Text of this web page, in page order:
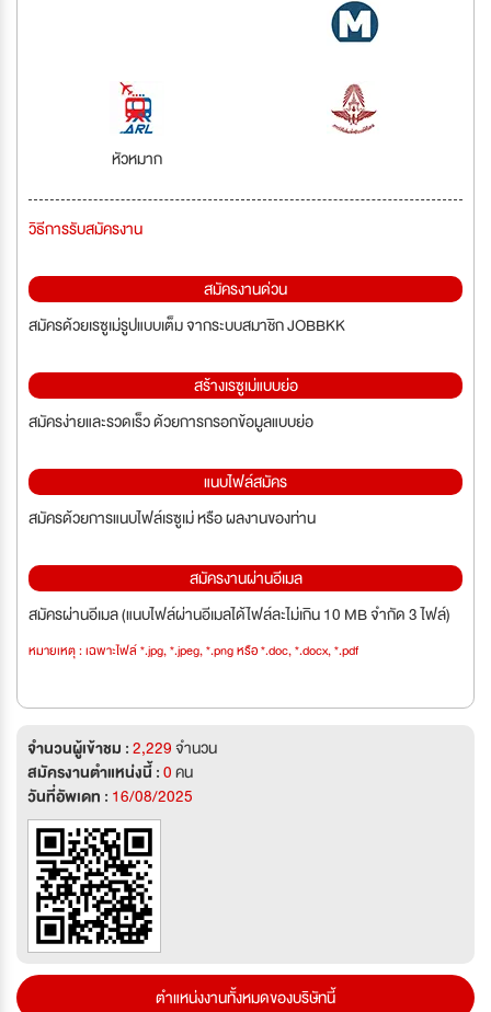
หัวหมาก
วิธีการรับสมัครงาน
สมัครงานด่วน
สมัครด้วยเรซูเม่รูปแบบเต็ม จากระบบสมาชิก JOBBKK
สร้างเรซูเม่แบบย่อ
สมัครง่ายและรวดเร็ว ด้วยการกรอกข้อมูลแบบย่อ
แนบไฟล์สมัคร
สมัครด้วยการแนบไฟล์เรซูเม่ หรือ ผลงานของท่าน
สมัครงานผ่านอีเมล
สมัครผ่านอีเมล (แนบไฟล์ผ่านอีเมลได้ไฟล์ละไม่เกิน 10 MB จำกัด 3 ไฟล์)
หมายเหตุ : เฉพาะไฟล์ *.jpg, *.jpeg, *.png หรือ *.doc, *.docx, *.pdf
จำนวนผู้เข้าชม :2,229จำนวน
สมัครงานตำแหน่งนี้ :0คน
วันที่อัพเดท : 16/08/2025
ตำแหน่งงานทั้งหมดของบริษัทนี้